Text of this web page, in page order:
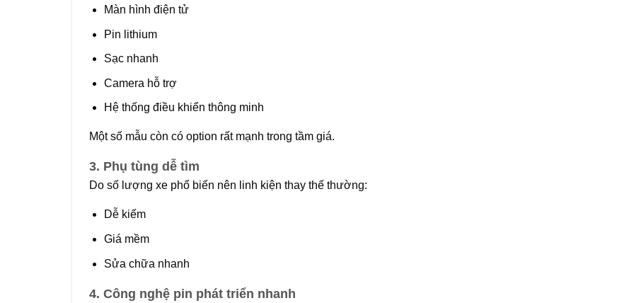
Màn hình điện tử
Pin lithium
Sạc nhanh
Camera hỗ trợ
Hệ thống điều khiển thông minh
Một số mẫu còn có option rất mạnh trong tầm giá.
3. Phụ tùng dễ tìm
Do số lượng xe phổ biến nên linh kiện thay thế thường:
Dễ kiếm
Giá mềm
Sửa chữa nhanh
4. Công nghệ pin phát triển nhanh